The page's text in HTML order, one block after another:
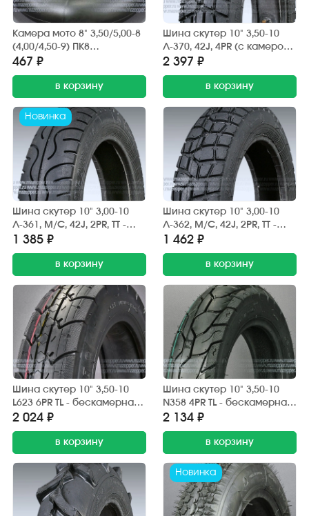
Камера мото 8" 3,50/5,00-8
(4,00/4,50-9) ПК8
"ПЕТРОШИНА" (вентиль
TR13) прямой,
обрезиненный
467 ₽
в корзину
Шина скутер 10" 3,50-10
Л-370, 42J, 4PR (с камерой)
"ПЕТРОШИНА" (вентиль
JS87) мет. угловой (эндуро)
2 397 ₽
в корзину
Новинка
Шина скутер 10" 3,00-10
Л-361, M/C, 42J, 2PR, ТТ -
камерная шина, (без
камеры) "ПЕТРОШИНА"
(дорожн.)
1 385 ₽
в корзину
Шина скутер 10" 3,00-10
Л-362, M/C, 42J, 2PR, ТТ -
камерная шина, (без
камеры) "ПЕТРОШИНА"
1 462 ₽
в корзину
Шина скутер 10" 3,50-10
L623 6PR TL - бескамерная
шина "YONGXIN"
(дорожная)
2 024 ₽
в корзину
Шина скутер 10" 3,50-10
N358 4PR TL - бескамерная
шина "NAIDUN" (дорожная)
2 134 ₽
в корзину
Новинка